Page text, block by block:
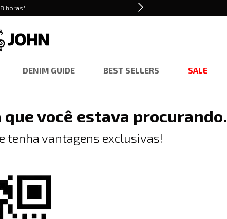
horas*
DENIM GUIDE BEST SELLERS SALE
você estava procurando.
tenha vantagens exclusivas!